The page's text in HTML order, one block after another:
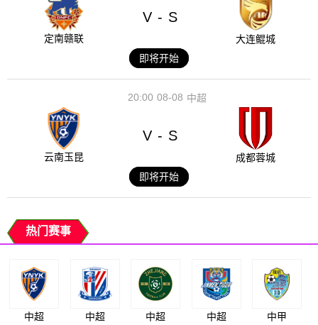
定南赣联
V - S
大连鲲城
即将开始
08-08
20:00 中超
云南玉昆
V - S
成都蓉城
即将开始
热门赛事
中超 中超 中超 中超 中甲